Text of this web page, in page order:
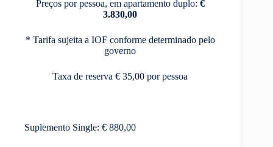
Preços por pessoa, em apartamento duplo: €
3.830,00
* Tarifa sujeita a IOF conforme determinado pelo
governo
Taxa de reserva € 35,00 por pessoa
Suplemento Single: € 880,00